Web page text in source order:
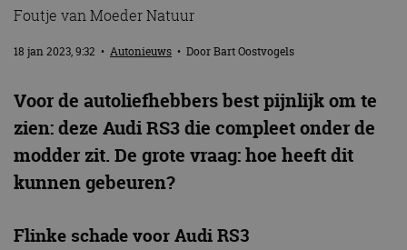
Foutje van Moeder Natuur
18 jan 2023, 9:32 • Autonieuws • DoorBart Oostvogels
Voor de autoliefhebbers best pijnlijk om te
zien: deze Audi RS3 die compleet onder de
modder zit. De grote vraag: hoe heeft dit
kunnen gebeuren?
Flinke schade voor Audi RS3